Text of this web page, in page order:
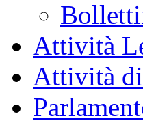
Attività
Attività